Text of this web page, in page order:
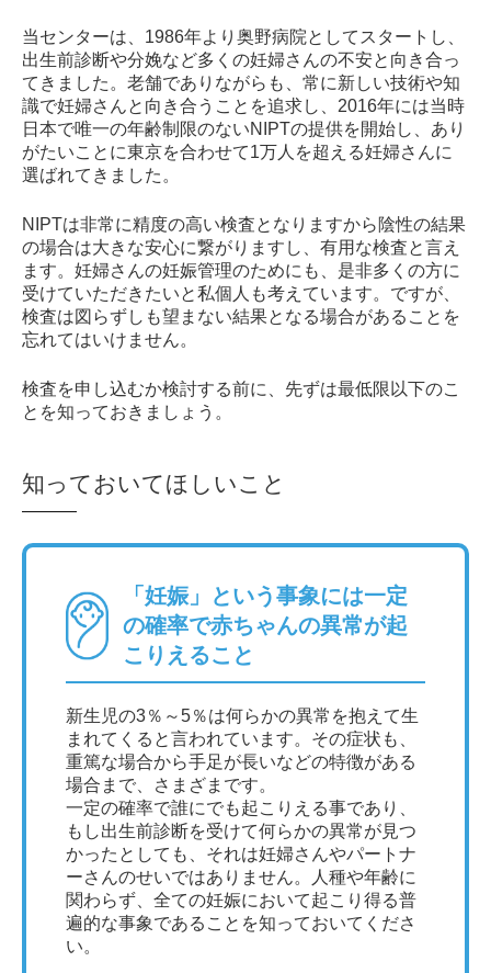
当センターは、1986年より奥野病院としてスタートし、
出生前診断や分娩など多くの妊婦さんの不安と向き合っ
てきました。老舗でありながらも、常に新しい技術や知
識で妊婦さんと向き合うことを追求し、2016年には当時
日本で唯一の年齢制限のないNIPTの提供を開始し、あり
がたいことに東京を合わせて1万人を超える妊婦さんに
選ばれてきました。
NIPTは非常に精度の高い検査となりますから陰性の結果
の場合は大きな安心に繋がりますし、有用な検査と言え
ます。妊婦さんの妊娠管理のためにも、是非多くの方に
受けていただきたいと私個人も考えています。ですが、
検査は図らずしも望まない結果となる場合があることを
忘れてはいけません。
検査を申し込むか検討する前に、先ずは最低限以下のこ
とを知っておきましょう。
知っておいてほしいこと
「妊娠」という事象には一定
の確率で赤ちゃんの異常が起
こりえること
新生児の3％～5％は何らかの異常を抱えて生
まれてくると言われています。その症状も、
重篤な場合から手足が長いなどの特徴がある
場合まで、さまざまです。
一定の確率で誰にでも起こりえる事であり、
もし出生前診断を受けて何らかの異常が見つ
かったとしても、それは妊婦さんやパートナ
ーさんのせいではありません。人種や年齢に
関わらず、全ての妊娠において起こり得る普
遍的な事象であることを知っておいてくださ
い。